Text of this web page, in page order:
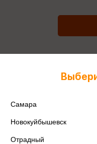
Все
Самара
Новокуйбышевск
Отрадный